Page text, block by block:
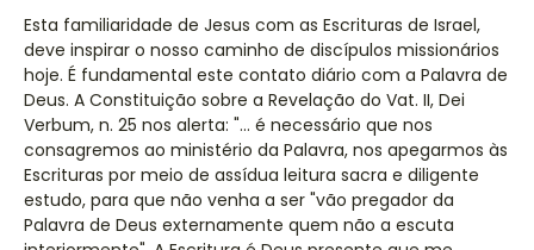
Esta familiaridade de Jesus com as Escrituras de Israel,
deve inspirar o nosso caminho de discípulos missionários
hoje. É fundamental este contato diário com a Palavra de
Deus. A Constituição sobre a Revelação do Vat. II, Dei
Verbum, n. 25 nos alerta: "… é necessário que nos
consagremos ao ministério da Palavra, nos apegarmos às
Escrituras por meio de assídua leitura sacra e diligente
estudo, para que não venha a ser "vão pregador da
Palavra de Deus externamente quem não a escuta